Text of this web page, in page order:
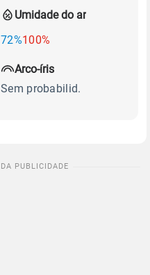
Umidade do ar
72%100%
Arco-íris
Sem probabilid.